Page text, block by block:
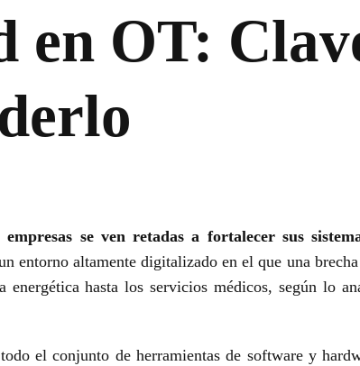
en OT:
empresas se ven retadas a fortalecer sus
entorno altamente digitalizado en el que una
energética hasta los servicios médicos, según lo
el conjunto de herramientas de software y